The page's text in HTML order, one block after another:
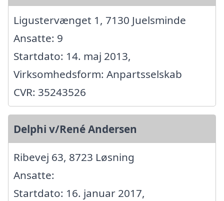
Ligustervænget 1, 7130 Juelsminde
Ansatte: 9
Startdato: 14. maj 2013,
Virksomhedsform: Anpartsselskab
CVR: 35243526
Delphi v/René Andersen
Ribevej 63, 8723 Løsning
Ansatte:
Startdato: 16. januar 2017,